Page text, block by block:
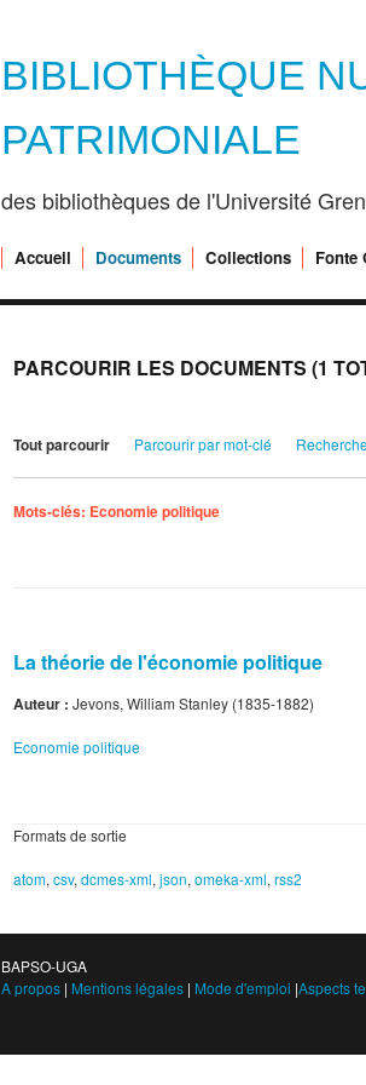
BIBLIOTHÈQUE
PATRIMONIALE
des bibliothèques de l'Université
Accueil Documents Collections Fonte
PARCOURIR LES DOCUMENTS (1
Tout parcourir Parcourir par mot-clé
Mots-clés: Economie politique
La théorie de l'économie politique
Auteur : Jevons, William Stanley (1835-1882)
Economie politique
Formats de sortie
atom, csv, dcmes-xml, json, omeka-xml, rss2
BAPSO-UGA
A propos | Mentions légales | Mode d'emploi |Aspects